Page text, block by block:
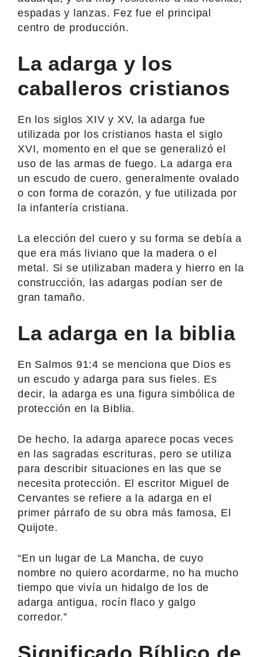
espadas y lanzas. Fez fue el principal
centro de producción.
La adarga y los
caballeros cristianos
En los siglos XIV y XV, la adarga fue
utilizada por los cristianos hasta el siglo
XVI, momento en el que se generalizó el
uso de las armas de fuego. La adarga era
un escudo de cuero, generalmente ovalado
o con forma de corazón, y fue utilizada por
la infantería cristiana.
La elección del cuero y su forma se debía a
que era más liviano que la madera o el
metal. Si se utilizaban madera y hierro en la
construcción, las adargas podían ser de
gran tamaño.
La adarga en la biblia
En Salmos 91:4 se menciona que Dios es
un escudo y adarga para sus fieles. Es
decir, la adarga es una figura simbólica de
protección en la Biblia.
De hecho, la adarga aparece pocas veces
en las sagradas escrituras, pero se utiliza
para describir situaciones en las que se
necesita protección. El escritor Miguel de
Cervantes se refiere a la adarga en el
primer párrafo de su obra más famosa, El
Quijote.
“En un lugar de La Mancha, de cuyo
nombre no quiero acordarme, no ha mucho
tiempo que vivía un hidalgo de los de
adarga antigua, rocín flaco y galgo
corredor.”
Significado Bíblico de